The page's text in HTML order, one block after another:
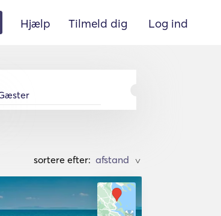
Hjælp Tilmeld dig Log ind
sortere efter: >